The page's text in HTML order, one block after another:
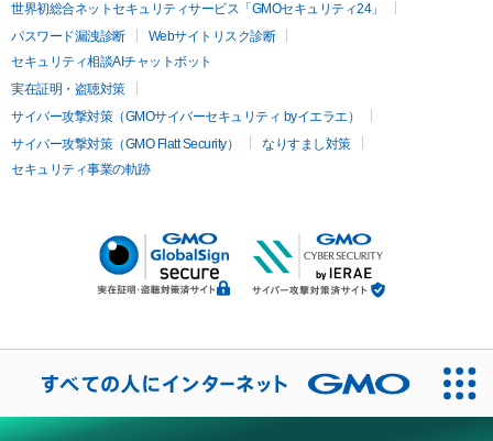
世界初総合ネットセキュリティサービス「GMOセキュリティ24」
パスワード漏洩診断
Webサイトリスク診断
セキュリティ相談AIチャットボット
実在証明・盗聴対策
サイバー攻撃対策（GMOサイバーセキュリティ byイエラエ）
サイバー攻撃対策（GMO Flatt Security）
なりすまし対策
セキュリティ事業の軌跡